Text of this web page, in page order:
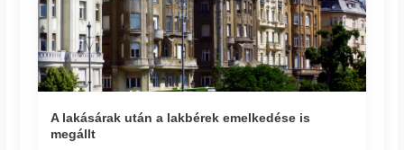
A lakásárak után a lakbérek emelkedése is
megállt